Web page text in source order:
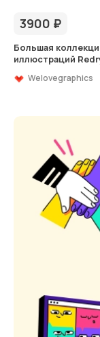
3900 ₽
Большая
иллюстраций
Welovegraphics